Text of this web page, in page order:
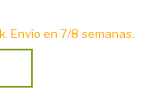
Envío en 7/8 semanas.